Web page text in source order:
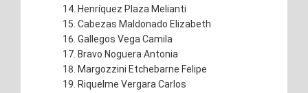
Henríquez Plaza Melianti
Cabezas Maldonado Elizabeth
Gallegos Vega Camila
Bravo Noguera Antonia
Margozzini Etchebarne Felipe
Riquelme Vergara Carlos